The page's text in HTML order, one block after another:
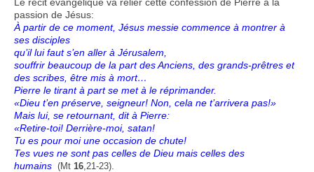
passion de Jésus:
À partir de ce moment, Jésus messie commence à montrer à
ses disciples
qu’il lui faut s’en aller à Jérusalem,
souffrir beaucoup de la part des Anciens, des grands-prêtres et
des scribes, être mis à mort…
Pierre le tirant à part se met à le réprimander.
«Dieu t’en préserve, seigneur! Non, cela ne t’arrivera pas!»
Mais lui, se retournant, dit à Pierre:
«Retire-toi! Derrière-moi, satan!
Tu es pour moi une occasion de chute!
Tes vues ne sont pas celles de Dieu mais celles des
humains (Mt 16 ,21-23)